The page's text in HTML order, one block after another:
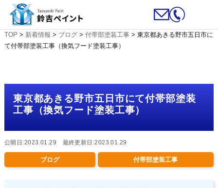
TOP > 新着情報 > ブログ> 付帯部塗装工事> 東京都あきる野市五日市に
て付帯部塗装工事（換気フード塗装工事）
東京都あきる野市五日市にて付帯部塗装
工事（換気フード塗装工事）
公開日:2023.01.29 最終更新日:2023.01.29
ブログ 付帯部塗装工事